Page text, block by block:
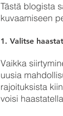
Tästä blogista
kuvaamiseen
1. Valitse
Vaikka
uusia
rajoituksista
voisi